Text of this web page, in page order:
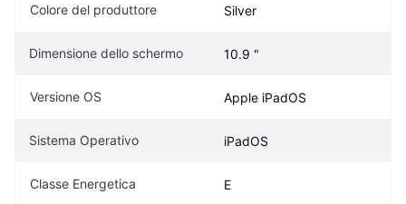
Colore del produttore Silver
Dimensione dello schermo 10.9 "
Versione OS Apple iPadOS
Sistema Operativo iPadOS
Classe Energetica E